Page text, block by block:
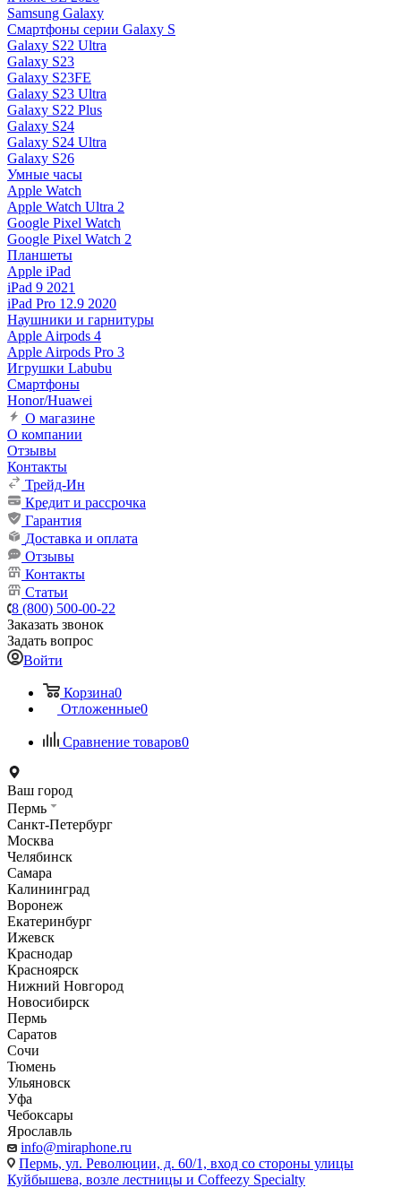
Samsung Galaxy
Смартфоны серии Galaxy S
Galaxy S22 Ultra
Galaxy S23
Galaxy S23FE
Galaxy S23 Ultra
Galaxy S22 Plus
Galaxy S24
Galaxy S24 Ultra
Galaxy S26
Умные часы
Apple Watch
Apple Watch Ultra 2
Google Pixel Watch
Google Pixel Watch 2
Планшеты
Apple iPad
iPad 9 2021
iPad Pro 12.9 2020
Наушники и гарнитуры
Apple Airpods 4
Apple Airpods Pro 3
Игрушки Labubu
Смартфоны
Honor/Huawei
О магазине
О компании
Отзывы
Контакты
Трейд-Ин
Кредит и рассрочка
Гарантия
Доставка и оплата
Отзывы
Контакты
Статьи
8 (800) 500-00-22
Заказать звонок
Задать вопрос
Войти
Корзина0
Отложенные0
Сравнение товаров0
Ваш город
Пермь
Санкт-Петербург
Москва
Челябинск
Самара
Калининград
Воронеж
Екатеринбург
Ижевск
Краснодар
Красноярск
Нижний Новгород
Новосибирск
Пермь
Саратов
Сочи
Тюмень
Ульяновск
Уфа
Чебоксары
Ярославль
info@miraphone.ru
Пермь, ул. Революции, д. 60/1, вход со стороны улицы
Куйбышева, возле лестницы и Coffeezy Specialty